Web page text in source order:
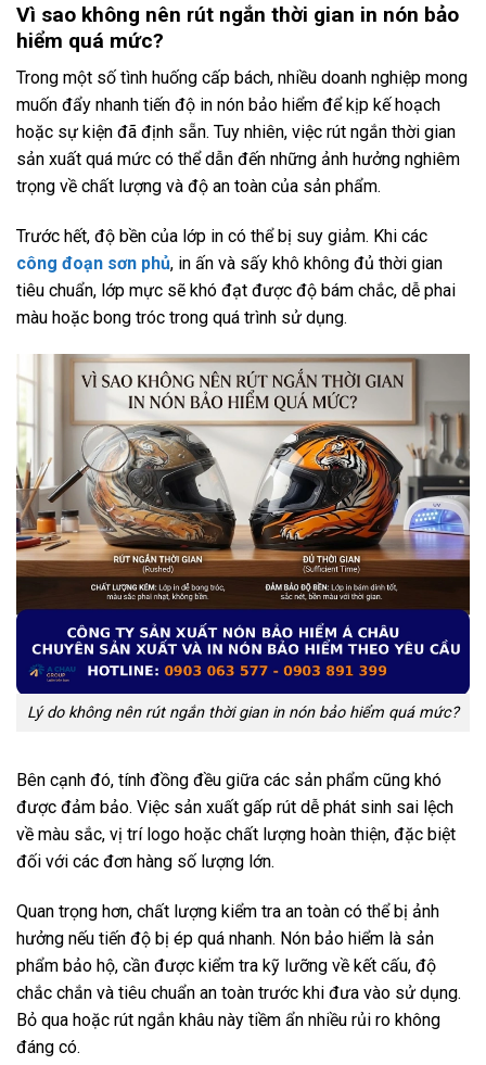
Vì sao không nên rút ngắn thời gian in nón bảo
hiểm quá mức?
Trong một số tình huống cấp bách, nhiều doanh nghiệp mong
muốn đẩy nhanh tiến độ in nón bảo hiểm để kịp kế hoạch
hoặc sự kiện đã định sẵn. Tuy nhiên, việc rút ngắn thời gian
sản xuất quá mức có thể dẫn đến những ảnh hưởng nghiêm
trọng về chất lượng và độ an toàn của sản phẩm.
Trước hết, độ bền của lớp in có thể bị suy giảm. Khi các
công đoạn sơn phủ, in ấn và sấy khô không đủ thời gian
tiêu chuẩn, lớp mực sẽ khó đạt được độ bám chắc, dễ phai
màu hoặc bong tróc trong quá trình sử dụng.
Lý do không nên rút ngắn thời gian in nón bảo hiểm quá mức?
Bên cạnh đó, tính đồng đều giữa các sản phẩm cũng khó
được đảm bảo. Việc sản xuất gấp rút dễ phát sinh sai lệch
về màu sắc, vị trí logo hoặc chất lượng hoàn thiện, đặc biệt
đối với các đơn hàng số lượng lớn.
Quan trọng hơn, chất lượng kiểm tra an toàn có thể bị ảnh
hưởng nếu tiến độ bị ép quá nhanh. Nón bảo hiểm là sản
phẩm bảo hộ, cần được kiểm tra kỹ lưỡng về kết cấu, độ
chắc chắn và tiêu chuẩn an toàn trước khi đưa vào sử dụng.
Bỏ qua hoặc rút ngắn khâu này tiềm ẩn nhiều rủi ro không
đáng có.